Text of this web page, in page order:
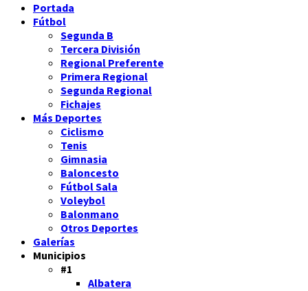
Portada
Fútbol
Segunda B
Tercera División
Regional Preferente
Primera Regional
Segunda Regional
Fichajes
Más Deportes
Ciclismo
Tenis
Gimnasia
Baloncesto
Fútbol Sala
Voleybol
Balonmano
Otros Deportes
Galerías
Municipios
#1
Albatera